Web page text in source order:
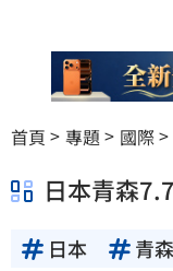
首頁 專題 國際
日本青森
日本 青森